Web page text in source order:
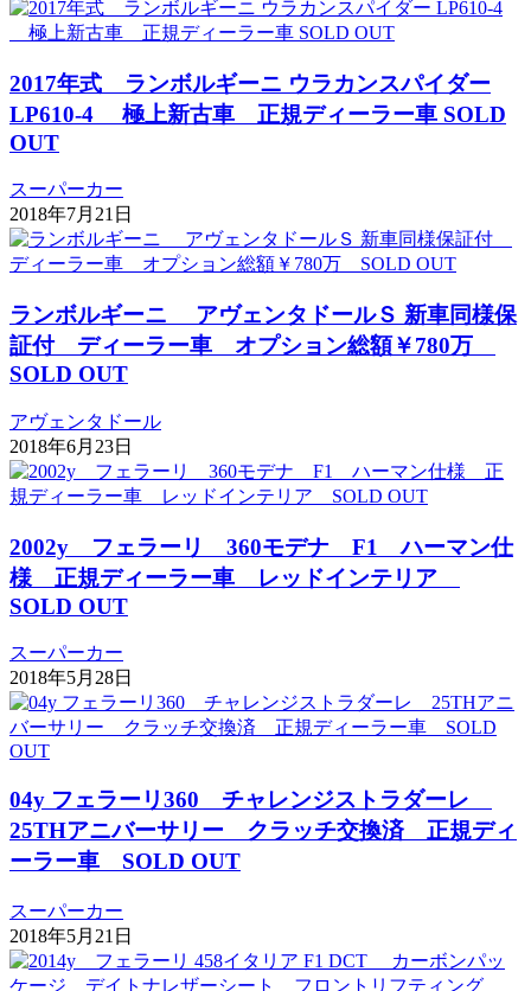
2017年式 ランボルギーニ ウラカンスパイダー
LP610-4 極上新古車 正規ディーラー車 SOLD
OUT
スーパーカー
2018年7月21日
ランボルギーニ アヴェンタドールＳ 新車同様保
証付 ディーラー車 オプション総額￥780万
SOLD OUT
アヴェンタドール
2018年6月23日
2002y フェラーリ 360モデナ F1 ハーマン仕
様 正規ディーラー車 レッドインテリア
SOLD OUT
スーパーカー
2018年5月28日
04y フェラーリ360 チャレンジストラダーレ
25THアニバーサリー クラッチ交換済 正規ディ
ーラー車 SOLD OUT
スーパーカー
2018年5月21日